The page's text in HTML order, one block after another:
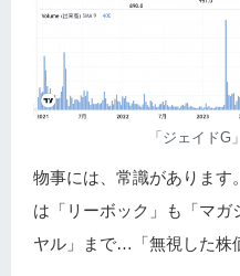
「ジェイドG
物事には、常識があります
は「リーボック」も「マ
ヤル」まで…「無視した株